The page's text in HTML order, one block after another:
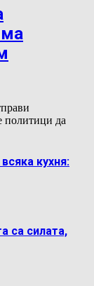
политици да
кухня:
са силата,